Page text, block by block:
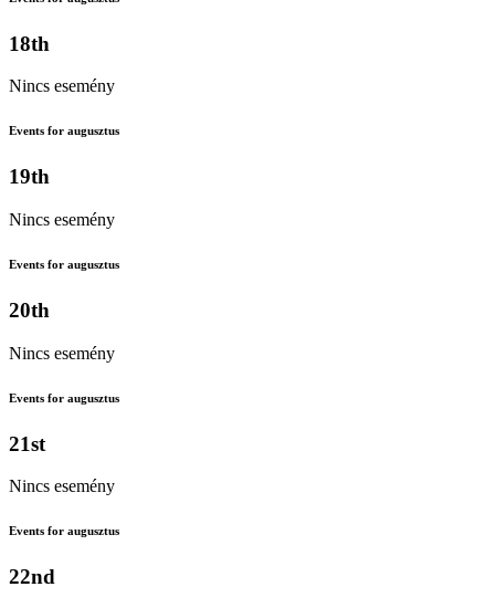
18th
Nincs esemény
Events for augusztus
19th
Nincs esemény
Events for augusztus
20th
Nincs esemény
Events for augusztus
21st
Nincs esemény
Events for augusztus
22nd